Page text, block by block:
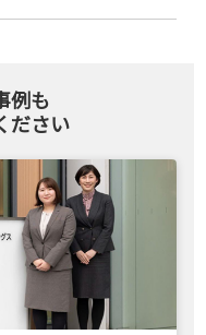
例も
ださい